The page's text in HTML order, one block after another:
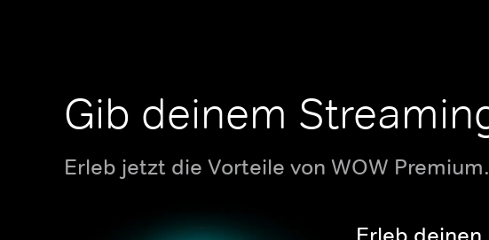
Gib deinem
Erleb jetzt die Vorteile von WOW Premium.